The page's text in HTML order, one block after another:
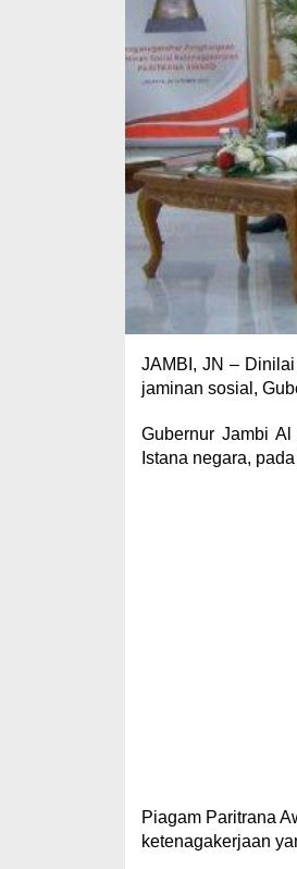
JAMBI, JN –
jaminan sosial,
Gubernur Jambi
Istana negara,
Piagam Paritrana
ketenagakerjaan